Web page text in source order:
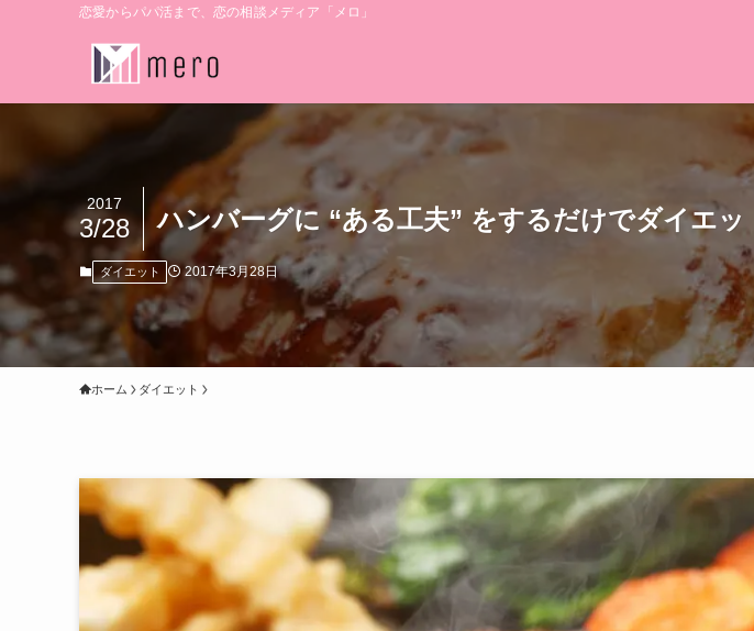
恋愛からパパ活まで、恋の相談メディア「メロ」
ハンバーグに “ある工夫” をするだけでダイエ
2017
3/28
ダイエット 2017年3月28日
ホーム ダイエット